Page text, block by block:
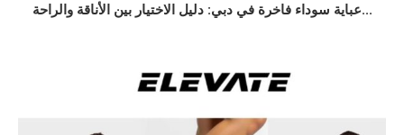
عباية سوداء فاخرة في دبي: دليل الاختيار بين الأناقة والراحة...